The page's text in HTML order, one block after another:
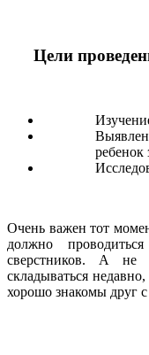
Цели
ребенок
Очень важен тот
должно
сверстников. А не
складываться
хорошо знакомы друг